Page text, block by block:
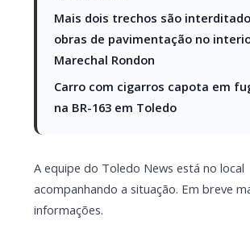
placas paraguaias caiu dentro de um
quatro pessoas.
duas vítimas entraram em parada
equipes tentam a reanimação no local.
sofreu ferimentos moderados e um
Equipes do SAMU e do Corpo de
realizando o atendimento e os